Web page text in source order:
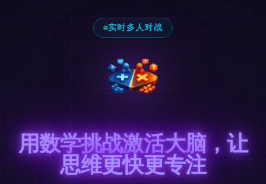
实时多人对战
用数学挑战激活大脑，让
思维更快更专注